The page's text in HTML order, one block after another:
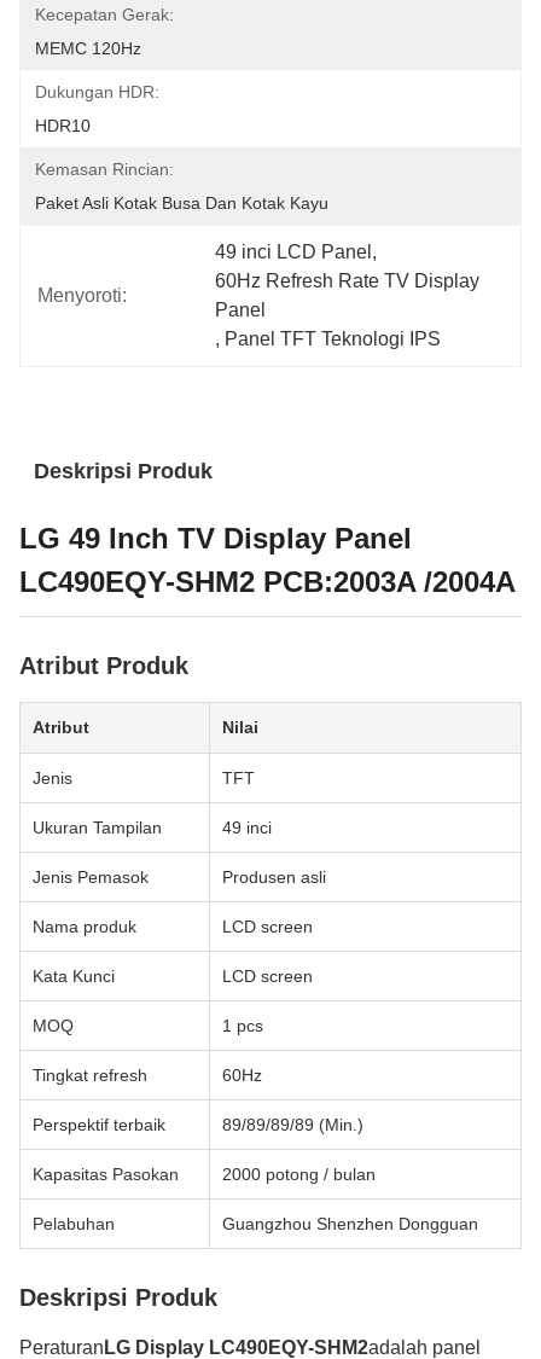
Kecepatan Gerak:
MEMC 120Hz
Dukungan HDR:
HDR10
Kemasan Rincian:
Paket Asli Kotak Busa Dan Kotak Kayu
Menyoroti:
49 inci LCD Panel ,
60Hz Refresh Rate TV Display
Panel
, Panel TFT Teknologi IPS
Deskripsi Produk
LG 49 Inch TV Display Panel
LC490EQY-SHM2 PCB:2003A /2004A
Atribut Produk
Atribut Nilai
Jenis TFT
Ukuran Tampilan 49 inci
Jenis Pemasok Produsen asli
Nama produk LCD screen
Kata Kunci LCD screen
MOQ 1 pcs
Tingkat refresh 60Hz
Perspektif terbaik 89/89/89/89 (Min.)
Kapasitas Pasokan 2000 potong / bulan
Pelabuhan Guangzhou Shenzhen Dongguan
Deskripsi Produk
Peraturan LG Display LC490EQY-SHM2adalah panel